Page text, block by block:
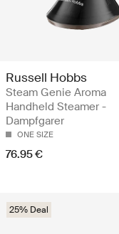
Russell Hobbs
Steam Genie Aroma
Handheld Steamer -
Dampfgarer
ONE SIZE
76.95 €
25% Deal